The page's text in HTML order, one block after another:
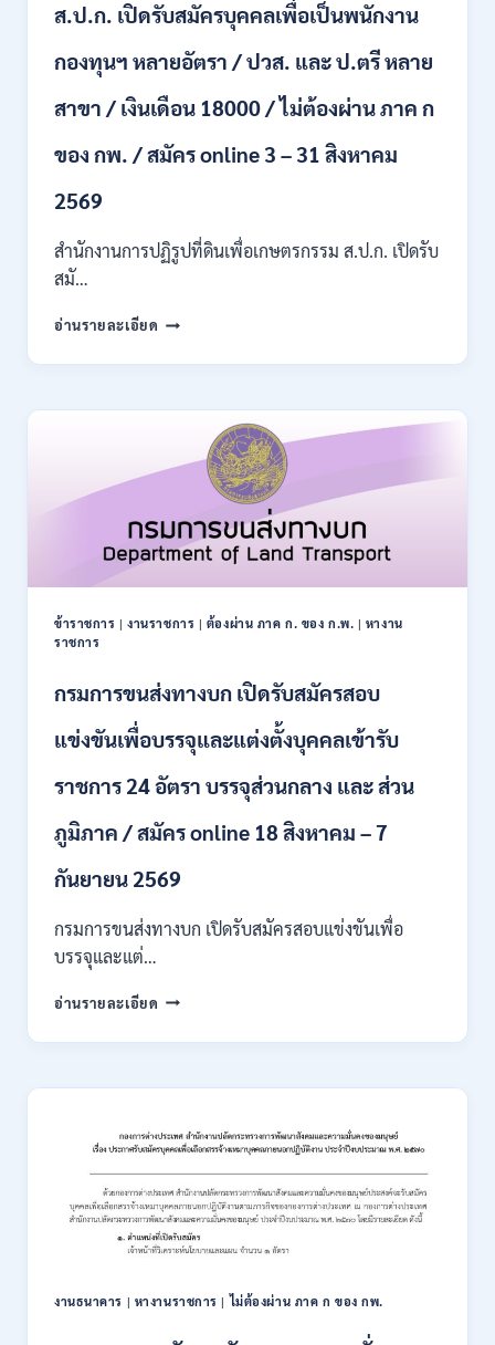
ต้อง
ภาค
ของ
/
–
28780
10
21
2569
ส.ป.ก. เปิดรับสมัครบุคคลเพื่อเป็นพนักงาน
กองทุนฯ หลายอัตรา / ปวส. และ ป.ตรี หลาย
สาขา / เงินเดือน 18000 / ไม่ต้องผ่าน ภาค ก
ของ กพ. / สมัคร online 3 – 31 สิงหาคม
2569
สำนักงานการปฏิรูปที่ดินเพื่อเกษตรกรรม ส.ป.ก. เปิดรับ
สมั…
อ่านรายละเอียด สำนักงาน
ปฏิรูป
เพื่อ
เกษตรกรรม
เปิด
สมัคร
บุคคล
เพื่อ
เป็น
กอง
อัตรา
ปวส.
ป.ตรี
สาขา
เงิน
/
ผ่าน
กพ.
สมัคร
ONLINE
–
31
สิงหาคม
ข้าราชการ |งานราชการ | ต้องผ่าน ภาค ก. ของ ก.พ. | หางาน
ราชการ
กรมการขนส่งทางบก เปิดรับสมัครสอบ
แข่งขันเพื่อบรรจุและแต่งตั้งบุคคลเข้ารับ
ราชการ 24 อัตรา บรรจุส่วนกลาง และ ส่วน
ภูมิภาค / สมัคร online 18 สิงหาคม – 7
กันยายน 2569
กรมการขนส่งทางบก เปิดรับสมัครสอบแข่งขันเพื่อ
บรรจุและแต่…
อ่านรายละเอียด กรม
ขนส่ง
บก
รับ
สมัคร
สอบ
แข่งขัน
เพื่อ
บรรจุ
ตั้ง
งานธนาคาร | หางานราชการ |ไม่ต้องผ่าน ภาค ก ของ กพ.